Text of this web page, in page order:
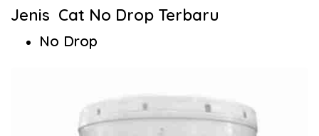
Jenis Cat No Drop Terbaru
No Drop